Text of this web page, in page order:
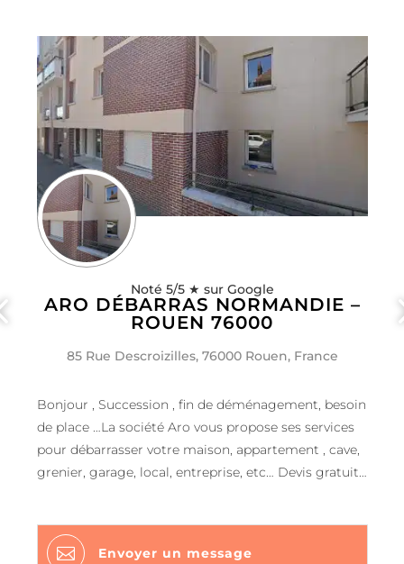
Noté 5/5 ★ sur Google
ARO DÉBARRAS NORMANDIE –
ROUEN 76000
85 Rue Descroizilles, 76000 Rouen, France
Bonjour , Succession , fin de déménagement, besoin
de place …La société Aro vous propose ses services
pour débarrasser votre maison, appartement , cave,
grenier, garage, local, entreprise, etc… Devis gratuit
débarrasser A bientôt L équipe Aro
 Envoyer un message